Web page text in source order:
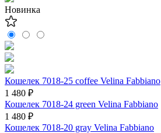
Новинка
Кошелек 7018-25 coffee Velina Fabbiano
1 480 ₽
Кошелек 7018-24 green Velina Fabbiano
1 480 ₽
Кошелек 7018-20 gray Velina Fabbiano